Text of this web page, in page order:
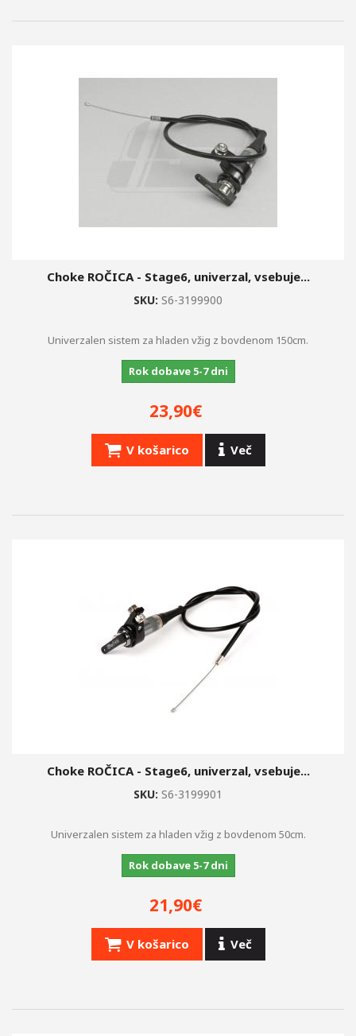
Choke ROČICA - Stage6, univerzal, vsebuje...
SKU: S6-3199900
Univerzalen sistem za hladen vžig z bovdenom 150cm.
Rok dobave 5-7 dni
23,90€
V košarico Več
Choke ROČICA - Stage6, univerzal, vsebuje...
SKU: S6-3199901
Univerzalen sistem za hladen vžig z bovdenom 50cm.
Rok dobave 5-7 dni
21,90€
V košarico Več